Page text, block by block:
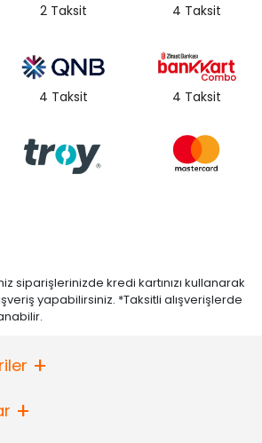
2 Taksit 4 Taksit
4 Taksit 4 Taksit
siparişlerinizde kredi kartınızı kullanarak
yapabilirsiniz. *Taksitli alışverişlerde